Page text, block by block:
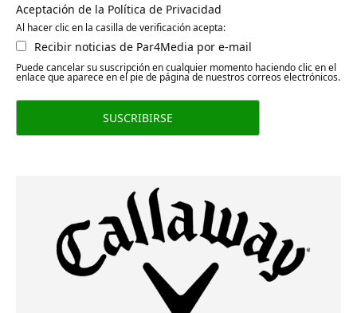
Aceptación de la Política de Privacidad
Al hacer clic en la casilla de verificación acepta:
Recibir noticias de Par4Media por e-mail
Puede cancelar su suscripción en cualquier momento haciendo clic en el
enlace que aparece en el pie de página de nuestros correos electrónicos.